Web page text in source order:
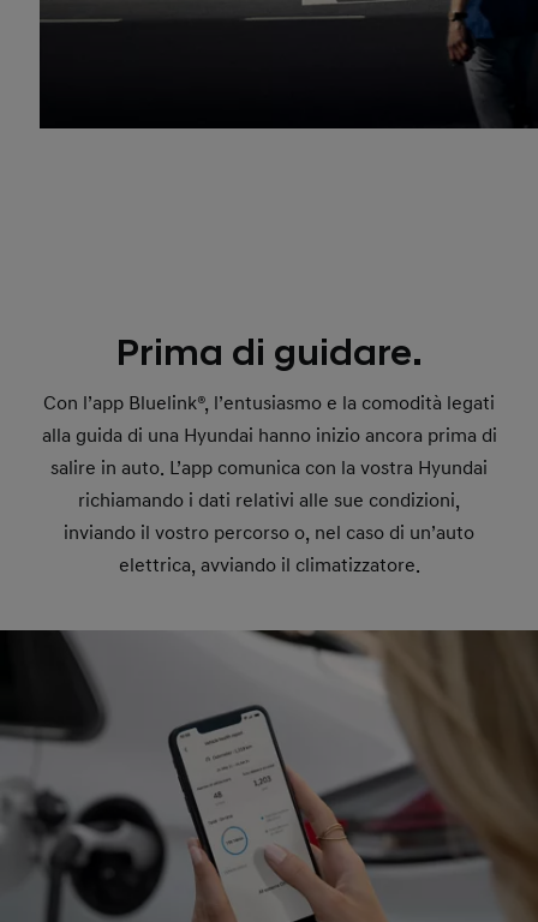
Prima di guidare.
Con l’app Bluelink®, l’entusiasmo e la comodità legati
alla guida di una Hyundai hanno inizio ancora prima di
salire in auto. L’app comunica con la vostra Hyundai
richiamando i dati relativi alle sue condizioni,
inviando il vostro percorso o, nel caso di un’auto
elettrica, avviando il climatizzatore.